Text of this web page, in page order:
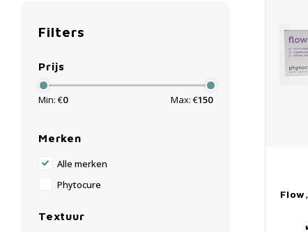
Filters
Prijs
Min: €0 Max: €150
Merken
Alle merken
Phytocure
Textuur